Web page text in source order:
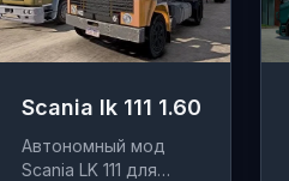
Scania lk 111 1.60
Автономный мод
Scania LK 111 для